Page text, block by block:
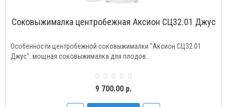
Соковыжималка центробежная Аксион СЦ32.01 Джус
Особенности центробежной соковыжималки "Аксион СЦ32.01
Джус": мощная соковыжималка для плодов..
9 700.00 р.